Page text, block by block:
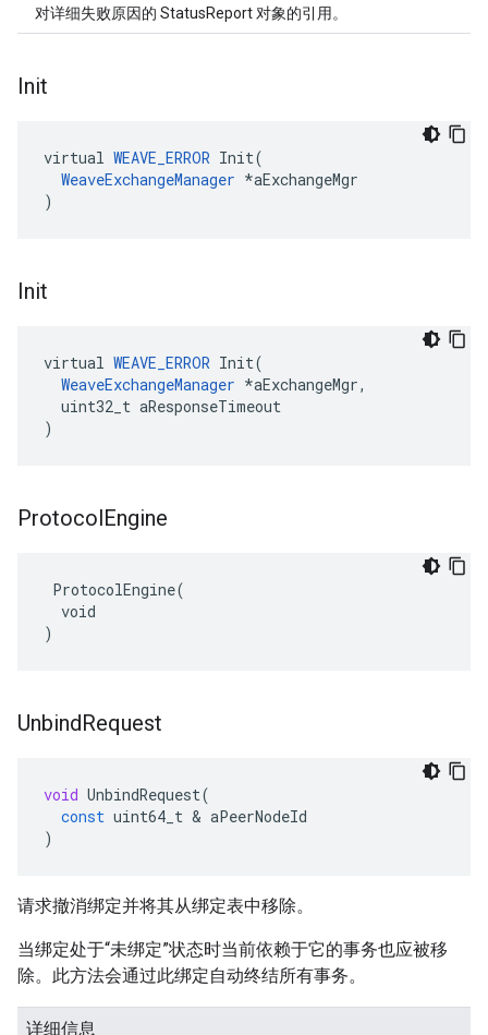
对详细失败原因的 StatusReport 对象的引用。
Init
virtual WEAVE_ERROR Init(
WeaveExchangeManager *aExchangeMgr
)
Init
virtual WEAVE_ERROR Init(
WeaveExchangeManager *aExchangeMgr,
  uint32_t aResponseTimeout
)
ProtocolEngine
ProtocolEngine(
  void
)
UnbindRequest
void UnbindRequest(
const uint64_t & aPeerNodeId
)
请求撤消绑定并将其从绑定表中移除。
当绑定处于“未绑定”状态时当前依赖于它的事务也应被移
除。此方法会通过此绑定自动终结所有事务。
详细信息